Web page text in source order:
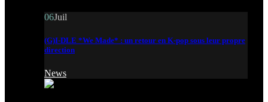
06Juil
(G)I-DLE *We Made* : un retour en K-pop sous leur propre
direction
News